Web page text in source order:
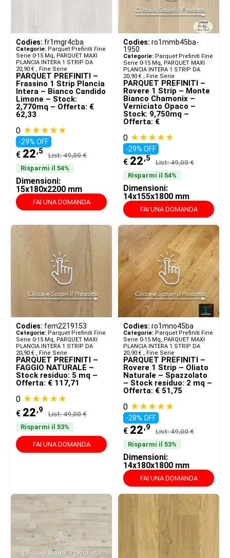
Codies: fr1mgr4cba
Categorie: Parquet Prefiniti Fine
Serie 0-15 Mq, PARQUET MAXI
PLANCIA INTERA 1 STRIP DA
20,90 € ​ , Fine Serie
PARQUET PREFINITI –
Frassino 1 Strip Plancia
Intera – Bianco Candido
Limone – Stock:
2,770mq – Offerta: €
62,33
0 ★★★★★
-29% OFF
€ 22,5 List: 49,00 €
Risparmi il 54%
Dimensioni:
15x180x2200 mm
FAI UNA DOMANDA
Codies: ro1mmb45ba-
1950
Categorie: Parquet Prefiniti Fine
Serie 0-15 Mq, PARQUET MAXI
PLANCIA INTERA 1 STRIP DA
20,90 € ​ , Fine Serie
PARQUET PREFINITI –
Rovere 1 Strip – Monte
Bianco Chamonix –
Verniciato Opaco –
Stock: 9,750mq –
Offerta: €
0 ★★★★★
-29% OFF
€ 22,5 List: 49,00 €
Risparmi il 54%
Dimensioni:
14x155x1800 mm
FAI UNA DOMANDA
Codies: fem2219153
Categorie: Parquet Prefiniti Fine
Serie 0-15 Mq, PARQUET MAXI
PLANCIA INTERA 1 STRIP DA
20,90 € ​ , Fine Serie
PARQUET PREFINITI –
FAGGIO NATURALE –
Stock residuo: 5 mq –
Offerta: € 117,71
0 ★★★★★
€ 22,9 List: 49,00 €
Risparmi il 53%
FAI UNA DOMANDA
Codies: ro1mno45ba
Categorie: Parquet Prefiniti Fine
Serie 0-15 Mq, PARQUET MAXI
PLANCIA INTERA 1 STRIP DA
20,90 € ​ , Fine Serie
PARQUET PREFINITI –
Rovere 1 Strip – Oliato
Naturale – Spazzolato
– Stock residuo: 2 mq –
Offerta: € 51,75
0 ★★★★★
-28% OFF
€ 22,9 List: 49,00 €
Risparmi il 53%
Dimensioni:
14x180x1800 mm
FAI UNA DOMANDA